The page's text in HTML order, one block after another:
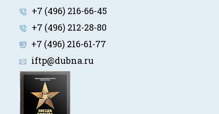
+7 (496) 216-66-45
+7 (496) 212-28-80
+7 (496) 216-61-77
iftp@dubna.ru